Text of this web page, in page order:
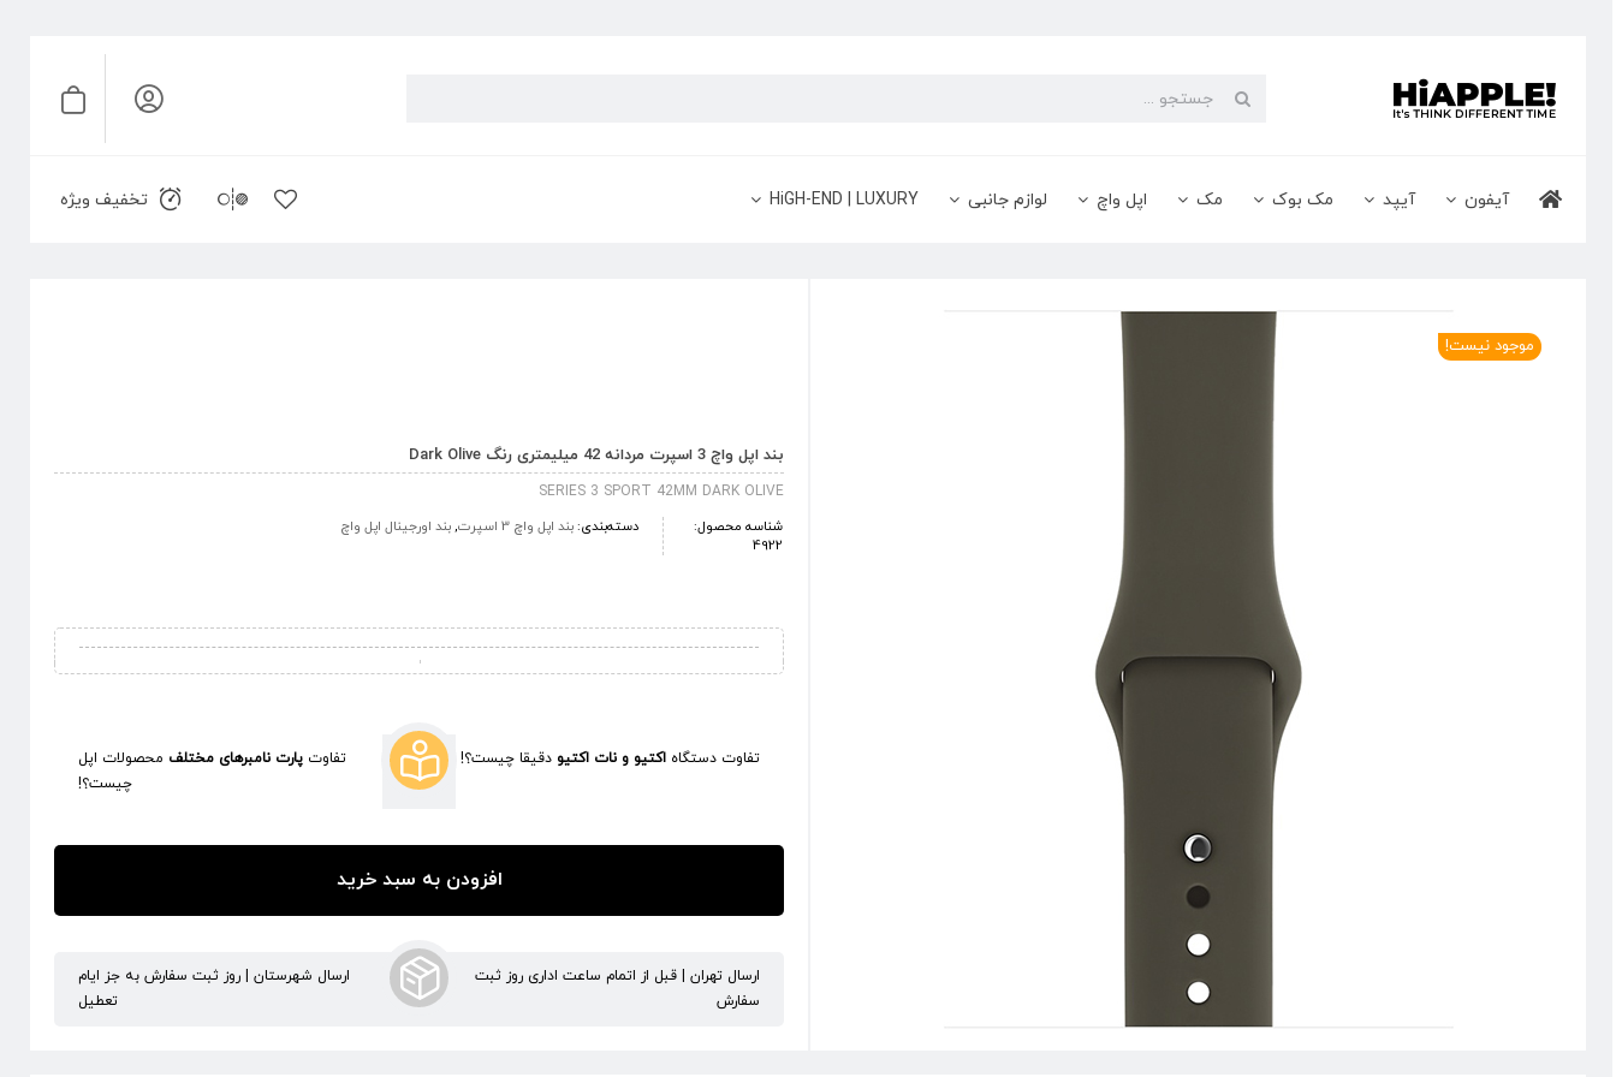
content
جستجو
آیفون آیپد مک بوک مک اپل واچ لوازم جانبی HiGH-END | LUXURY تخفیف ویژه
موجود نیست!
بند اپل واچ 3 اسپرت مردانه 42 میلیمتری رنگ Dark Olive
SERIES 3 SPORT 42MM DARK OLIVE
شناسه محصول:
4922
دسته‌بندی:بند اپل واچ 3 اسپرت ,بند اورجینال اپل واچ
تفاوت دستگاه اکتیو و نات اکتیو دقیقا چیست؟! تفاوت پارت نامبرهای مختلف محصولات اپل
چیست؟!
افزودن به سبد خرید
ارسال تهران | قبل از اتمام ساعت اداری روز ثبت
سفارش
ارسال شهرستان | روز ثبت سفارش به جز ایام
تعطیل